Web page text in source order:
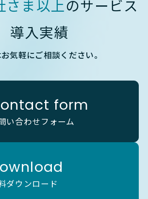
さま以上のサービス
導入実績
気軽にご相談ください。
form
い合わせフォーム
ダウンロード